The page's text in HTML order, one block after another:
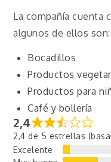
La compañía cuenta
algunos de ellos son:
Bocadillos
Productos
Productos para
Café y bollería
2,4
2,4 de 5 estrellas
Excelente